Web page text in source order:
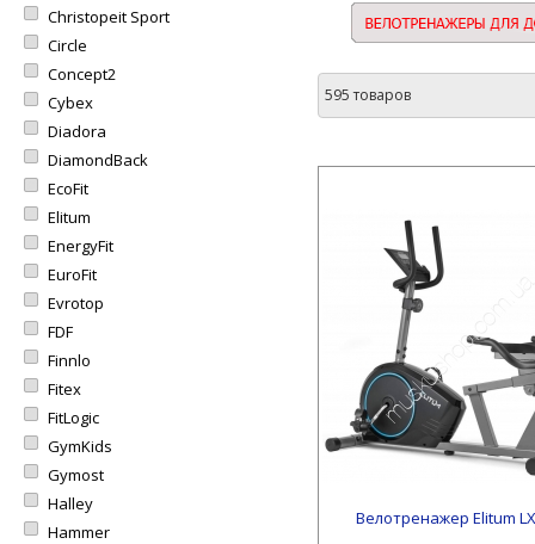
Christopeit Sport
Circle
Concept2
Cybex
Diadora
DiamondBack
EcoFit
Elitum
EnergyFit
EuroFit
Evrotop
FDF
Finnlo
Fitex
FitLogic
GymKids
Gymost
Halley
Hammer
595 товаров
Велотренажер Elitum